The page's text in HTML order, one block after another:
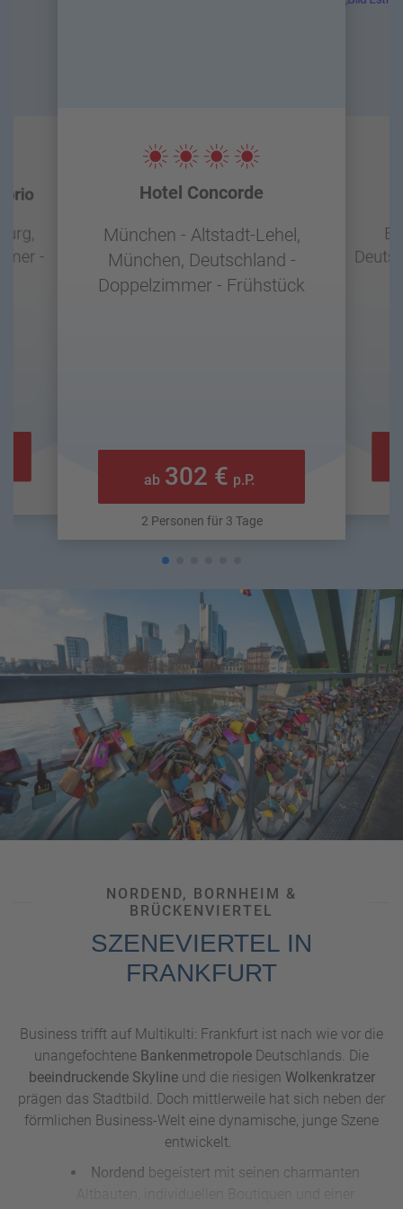
-
Hotel Concorde
München - Altstadt-Lehel,
München, Deutschland -
Doppelzimmer - Frühstück
ab 302 € p.P.
2 Personen für 3 Tage
NORDEND, BORNHEIM &
BRÜCKENVIERTEL
SZENEVIERTEL IN
FRANKFURT
Business trifft auf Multikulti: Frankfurt ist nach wie vor die
unangefochtene Bankenmetropole Deutschlands. Die
beeindruckende Skylineund die riesigen Wolkenkratzer
prägen das Stadtbild. Doch mittlerweile hat sich neben der
förmlichen Business-Welt eine dynamische, junge Szene
entwickelt.
Nordend begeistert mit seinen charmanten